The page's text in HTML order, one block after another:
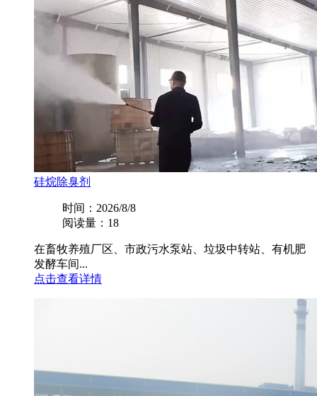
硅烷除臭剂
时间：2026/8/8
阅读量：18
在畜牧养殖厂区、市政污水泵站、垃圾中转站、有机肥
发酵车间...
点击查看详情